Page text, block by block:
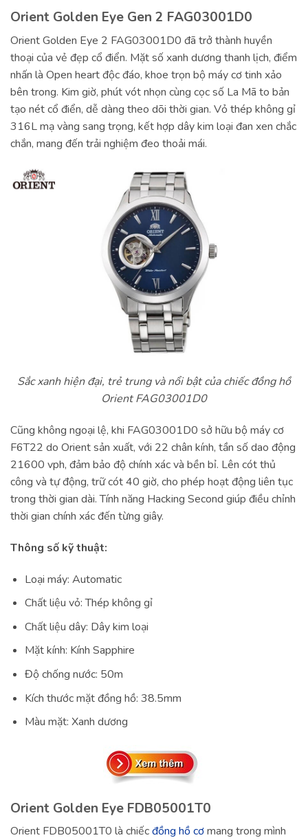
Orient Golden Eye Gen 2 FAG03001D0
Orient Golden Eye 2 FAG03001D0 đã trở thành huyền
thoại của vẻ đẹp cổ điển. Mặt số xanh dương thanh lịch, điểm
nhấn là Open heart độc đáo, khoe trọn bộ máy cơ tinh xảo
bên trong. Kim giờ, phút vót nhọn cùng cọc số La Mã to bản
tạo nét cổ điển, dễ dàng theo dõi thời gian. Vỏ thép không gỉ
316L mạ vàng sang trọng, kết hợp dây kim loại đan xen chắc
chắn, mang đến trải nghiệm đeo thoải mái.
Sắc xanh hiện đại, trẻ trung và nổi bật của chiếc đồng hồ
Orient FAG03001D0
Cũng không ngoại lệ, khi FAG03001D0 sở hữu bộ máy cơ
F6T22 do Orient sản xuất, với 22 chân kính, tần số dao động
21600 vph, đảm bảo độ chính xác và bền bỉ. Lên cót thủ
công và tự động, trữ cót 40 giờ, cho phép hoạt động liên tục
trong thời gian dài. Tính năng Hacking Second giúp điều chỉnh
thời gian chính xác đến từng giây.
Thông số kỹ thuật:
Loại máy: Automatic
Chất liệu vỏ: Thép không gỉ
Chất liệu dây: Dây kim loại
Mặt kính: Kính Sapphire
Độ chống nước: 50m
Kích thước mặt đồng hồ: 38.5mm
Màu mặt: Xanh dương
Orient Golden Eye FDB05001T0
Orient FDB05001T0 là chiếcđồng hồ cơmang trong mình